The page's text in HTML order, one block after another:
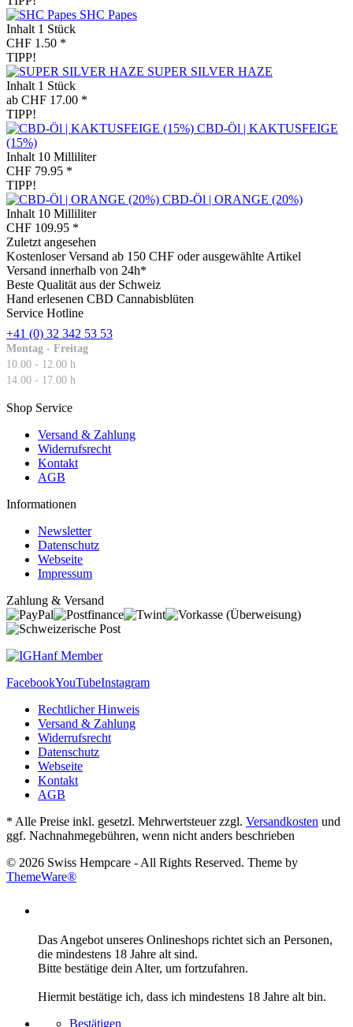
SHC Papes
Inhalt 1 Stück
CHF 1.50 *
TIPP!
SUPER SILVER HAZE
Inhalt 1 Stück
ab CHF 17.00 *
TIPP!
CBD-Öl | KAKTUSFEIGE
(15%)
Inhalt 10 Milliliter
CHF 79.95 *
TIPP!
CBD-Öl | ORANGE (20%)
Inhalt 10 Milliliter
CHF 109.95 *
Zuletzt angesehen
Kostenloser Versand ab 150 CHF oder ausgewählte Artikel
Versand innerhalb von 24h*
Beste Qualität aus der Schweiz
Hand erlesenen CBD Cannabisblüten
Service Hotline
+41 (0) 32 342 53 53
Montag - Freitag
10.00 - 12.00 h
14.00 - 17.00 h
Shop Service
Versand & Zahlung
Widerrufsrecht
Kontakt
AGB
Informationen
Newsletter
Datenschutz
Webseite
Impressum
Zahlung & Versand
FacebookYouTubeInstagram
Rechtlicher Hinweis
Versand & Zahlung
Widerrufsrecht
Datenschutz
Webseite
Kontakt
AGB
* Alle Preise inkl. gesetzl. Mehrwertsteuer zzgl. Versandkosten und
ggf. Nachnahmegebühren, wenn nicht anders beschrieben
© 2026 Swiss Hempcare - All Rights Reserved. Theme by
ThemeWare®
Das Angebot unseres Onlineshops richtet sich an Personen,
die mindestens 18 Jahre alt sind.
Bitte bestätige dein Alter, um fortzufahren.
Hiermit bestätige ich, dass ich mindestens 18 Jahre alt bin.
Bestätigen